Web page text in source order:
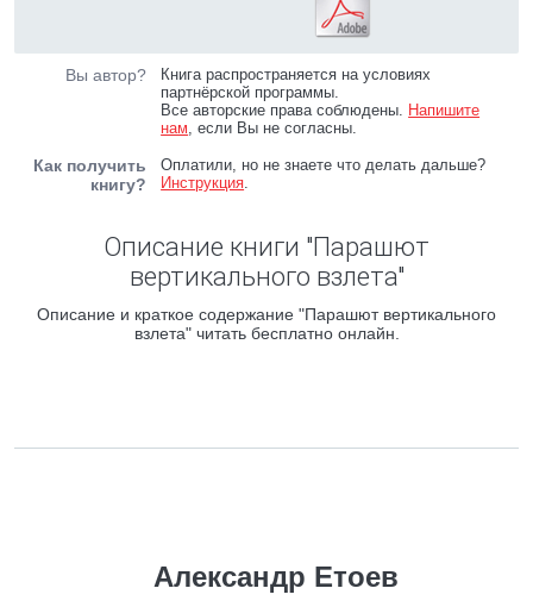
Вы автор?
Книга распространяется на условиях
партнёрской программы.
Все авторские права соблюдены. Напишите
нам, если Вы не согласны.
Как получить
книгу?
Оплатили, но не знаете что делать дальше?
Инструкция.
Описание книги "Парашют
вертикального взлета"
Описание и краткое содержание "Парашют вертикального
взлета" читать бесплатно онлайн.
Александр Етоев